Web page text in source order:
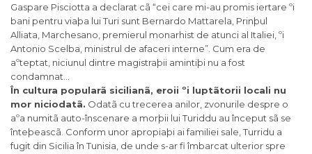
Gaspare Pisciotta a declarat cã “cei care mi-au promis iertare ºi
bani pentru viaþa lui Turi sunt Bernardo Mattarela, Prinþul
Alliata, Marchesano, premierul monarhist de atunci al Italiei, ºi
Antonio Scelba, ministrul de afaceri interne”. Cum era de
aºteptat, niciunul dintre magistraþii amintiþi nu a fost
condamnat…
În cultura popularã sicilianã, eroii ºi luptãtorii locali nu
mor niciodatã. Odatã cu trecerea anilor, zvonurile despre o
aºa numitã auto-înscenare a morþii lui Turiddu au început sã se
înteþeascã. Conform unor apropiaþi ai familiei sale, Turridu a
fugit din Sicilia în Tunisia, de unde s-ar fi îmbarcat ulterior spre